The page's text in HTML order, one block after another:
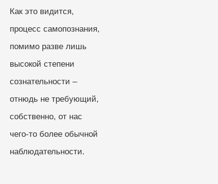
Как это видится,
процесс самопознания,
помимо разве лишь
высокой степени
сознательности –
отнюдь не требующий,
собственно, от нас
чего-то более обычной
наблюдательности.